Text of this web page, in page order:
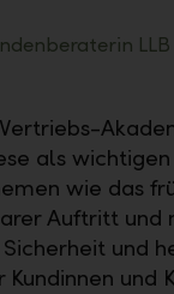
als
wie das
Auftritt
und
und